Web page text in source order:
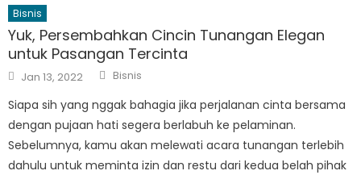
Bisnis
Yuk, Persembahkan Cincin Tunangan Elegan
untuk Pasangan Tercinta
Posted
on
Jan 13, 2022 Author
Bisnis
Siapa sih yang nggak bahagia jika perjalanan cinta bersama
dengan pujaan hati segera berlabuh ke pelaminan.
Sebelumnya, kamu akan melewati acara tunangan terlebih
dahulu untuk meminta izin dan restu dari kedua belah pihak